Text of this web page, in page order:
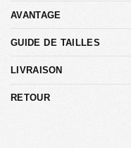
AVANTAGE
GUIDE DE TAILLES
LIVRAISON
RETOUR